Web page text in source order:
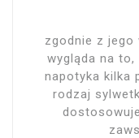
zgodnie z jego
wygląda na
napotyka kilka
rodzaj